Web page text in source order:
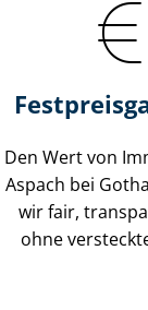
Den Wert von
Aspach bei
wir fair,
ohne